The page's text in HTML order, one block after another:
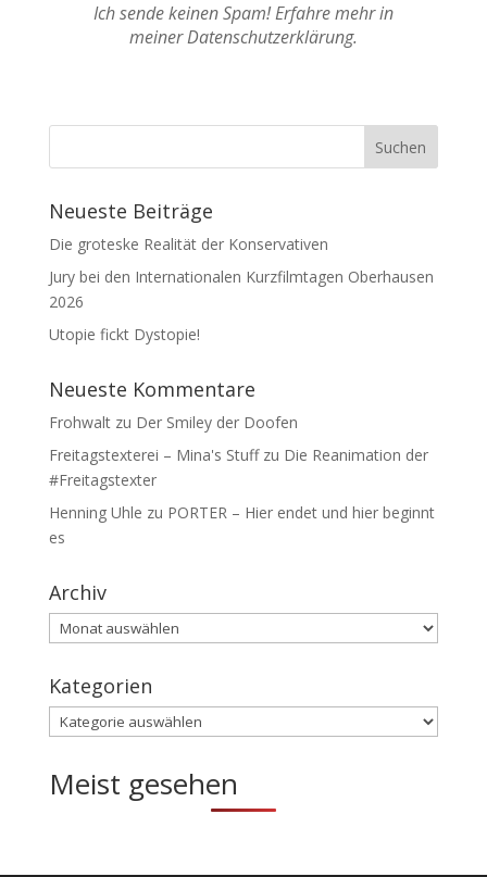
Ich sende keinen Spam! Erfahre mehr in
meiner Datenschutzerklärung.
Neueste Beiträge
Die groteske Realität der Konservativen
Jury bei den Internationalen Kurzfilmtagen Oberhausen
2026
Utopie fickt Dystopie!
Neueste Kommentare
Frohwaltzu Der Smiley der Doofen
Freitagstexterei – Mina's Stuffzu Die Reanimation der
#Freitagstexter
Henning Uhle zu PORTER – Hier endet und hier beginnt
es
Archiv
Archiv
Kategorien
Kategorien
Meist gesehen